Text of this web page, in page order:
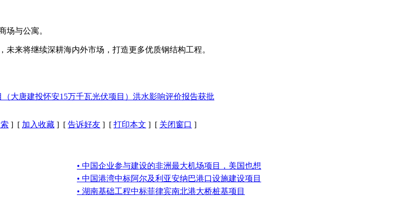
场与公寓。
来将继续深耕海内外市场，打造更多优质钢结构工程。
大唐建投怀安15万千瓦光伏项目）洪水影响评价报告获批
] [ 加入收藏 ] [ 告诉好友 ] [ 打印本文 ] [ 关闭窗口 ]
• 中国企业参与建设的非洲最大机场项目，美国也想
• 中国港湾中标阿尔及利亚安纳巴港口设施建设项目
• 湖南基础工程中标菲律宾南北港大桥桩基项目